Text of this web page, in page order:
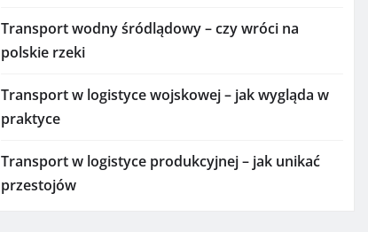
Transport wodny śródlądowy – czy wróci na
polskie rzeki
Transport w logistyce wojskowej – jak wygląda w
praktyce
Transport w logistyce produkcyjnej – jak unikać
przestojów